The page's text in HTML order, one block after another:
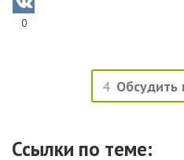
0
4 Обсудить
Ссылки по теме: